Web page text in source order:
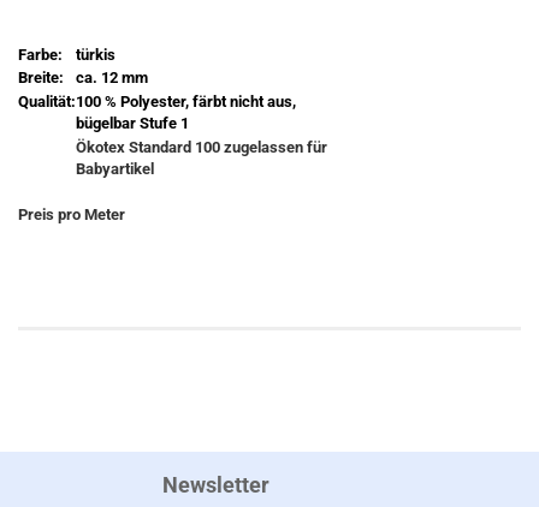
Farbe:
türkis
Breite:
ca. 12 mm
Qualität:100 % Polyester, färbt nicht aus,
bügelbar Stufe 1
Ökotex Standard 100 zugelassen für
Babyartikel
Preis pro Meter
Newsletter